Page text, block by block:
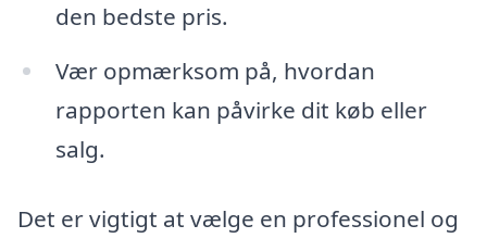
den bedste pris.
Vær opmærksom på, hvordan
rapporten kan påvirke dit køb eller
salg.
Det er vigtigt at vælge en professionel og